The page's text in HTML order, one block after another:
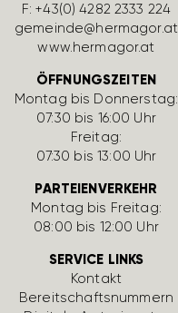
F: +43(0) 4282 2333 224
gemeinde@hermagor.at
www.hermagor.at
ÖFFNUNGSZEITEN
Montag bis Donnerstag:
07:30 bis 16:00 Uhr
Freitag:
07:30 bis 13:00 Uhr
PARTEIENVERKEHR
Montag bis Freitag:
08:00 bis 12:00 Uhr
SERVICE LINKS
Kontakt
Bereit­schafts­num­mern